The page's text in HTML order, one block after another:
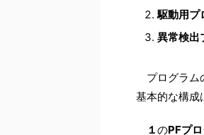
駆動用プ
異常検出
プログラム
基本的な構成
１のPFプ